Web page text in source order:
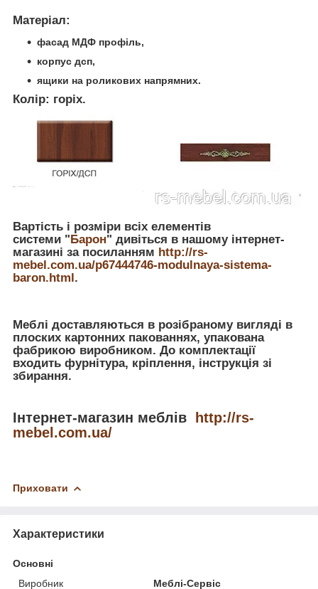
Матеріал:
фасад МДФ профіль,
корпус дсп,
ящики на роликових напрямних.
Колір: горіх.
Вартість і розміри всіх елементів
системи "Барон" дивіться в нашому інтернет-
магазині за посиланням http://rs-
mebel.com.ua/p67444746-modulnaya-sistema-
baron.html.
Меблі доставляються в розібраному вигляді в
плоских картонних пакованнях, упакована
фабрикою виробником. До комплектації
входить фурнітура, кріплення, інструкція зі
збирання.
Інтернет-магазин меблів
http://rs-
mebel.com.ua/
Приховати
Характеристики
Основні
Виробник
Меблі-Сервіс